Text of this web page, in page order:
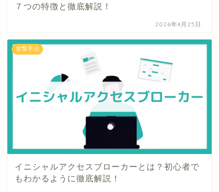
７つの特徴と徹底解説！
2026年4月25日
攻撃手法
イニシャルアクセスブローカーとは？初心者で
もわかるように徹底解説！